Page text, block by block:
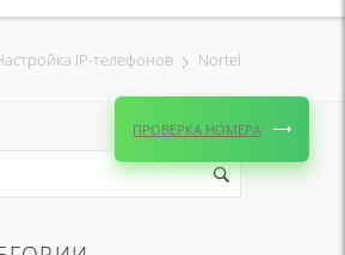
IP-телефонов Nortel
ПРОВЕРКА НОМЕРА